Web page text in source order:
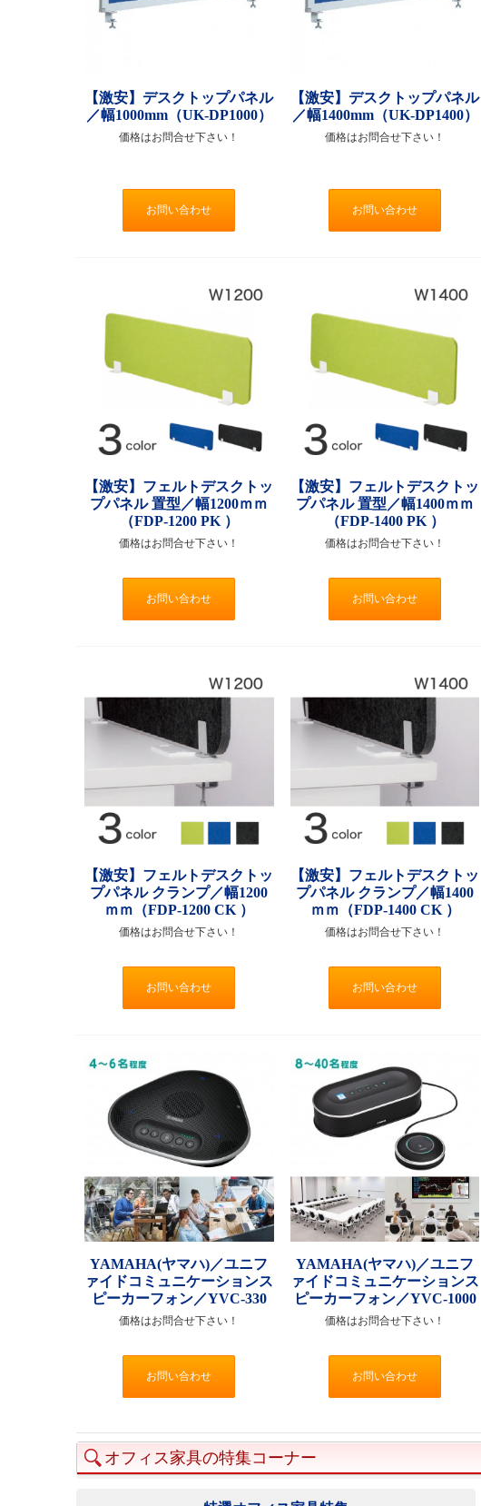
【激安】デスクトップパネル
／幅1000mm（UK-DP1000）
価格はお問合せ下さい！
お問い合わせ
【激安】デスクトップパネル
／幅1400mm（UK-DP1400）
価格はお問合せ下さい！
お問い合わせ
【激安】フェルトデスクトッ
プパネル 置型／幅1200ｍｍ
（FDP-1200 PK ）
価格はお問合せ下さい！
お問い合わせ
【激安】フェルトデスクトッ
プパネル 置型／幅1400ｍｍ
（FDP-1400 PK ）
価格はお問合せ下さい！
お問い合わせ
【激安】フェルトデスクトッ
プパネル クランプ／幅1200
ｍｍ（FDP-1200 CK ）
価格はお問合せ下さい！
お問い合わせ
【激安】フェルトデスクトッ
プパネル クランプ／幅1400
ｍｍ（FDP-1400 CK ）
価格はお問合せ下さい！
お問い合わせ
YAMAHA(ヤマハ)／ユニフ
ァイドコミュニケーションス
ピーカーフォン／YVC-330
価格はお問合せ下さい！
お問い合わせ
YAMAHA(ヤマハ)／ユニフ
ァイドコミュニケーションス
ピーカーフォン／YVC-1000
価格はお問合せ下さい！
お問い合わせ
オフィス家具の特集コーナー